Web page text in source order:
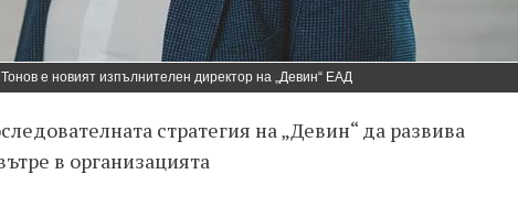
е новият изпълнителен директор на „Девин“ ЕАД
стратегия на „Девин“ да развива
в организацията